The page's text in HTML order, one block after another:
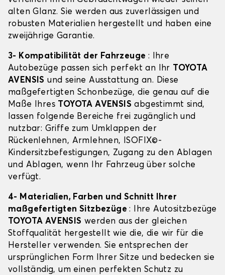
alten Glanz. Sie werden aus zuverlässigen und
robusten Materialien hergestellt und haben eine
zweijährige Garantie.
3- Kompatibilität der Fahrzeuge : Ihre
Autobezüge passen sich perfekt an Ihr TOYOTA
AVENSIS und seine Ausstattung an. Diese
maßgefertigten Schonbezüge, die genau auf die
Maße Ihres TOYOTA AVENSIS abgestimmt sind,
lassen folgende Bereiche frei zugänglich und
nutzbar: Griffe zum Umklappen der
Rückenlehnen, Armlehnen, ISOFIX©-
Kindersitzbefestigungen, Zugang zu den Ablagen
und Ablagen, wenn Ihr Fahrzeug über solche
verfügt.
4- Materialien, Farben und Schnitt Ihrer
maßgefertigten Sitzbezüge: Ihre Autositzbezüge
TOYOTA AVENSIS werden aus der gleichen
Stoffqualität hergestellt wie die, die wir für die
Hersteller verwenden. Sie entsprechen der
ursprünglichen Form Ihrer Sitze und bedecken sie
vollständig, um einen perfekten Schutz zu